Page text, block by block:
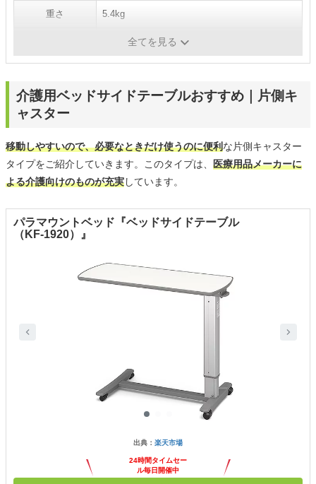
重さ 5.4kg
全てを見る
介護用ベッドサイドテーブルおすすめ｜片側キ
ャスター
移動しやすいので、必要なときだけ使うのに便利な片側キャスター
タイプをご紹介していきます。このタイプは、 医療用品メーカーに
よる介護向けのものが充実しています。
パラマウントベッド『ベッドサイドテーブル
（KF-1920）』
出典： 楽天市場
24時間タイムセー
ル毎日開催中